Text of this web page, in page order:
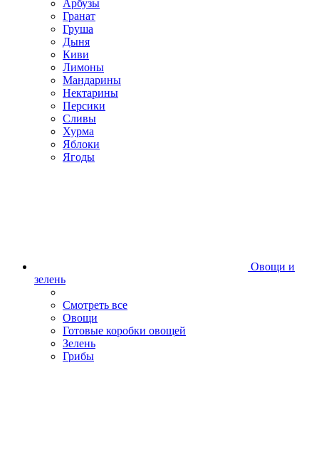
Арбузы
Гранат
Груша
Дыня
Киви
Лимоны
Мандарины
Нектарины
Персики
Сливы
Хурма
Яблоки
Ягоды
Овощи и
зелень
Смотреть все
Овощи
Готовые коробки овощей
Зелень
Грибы